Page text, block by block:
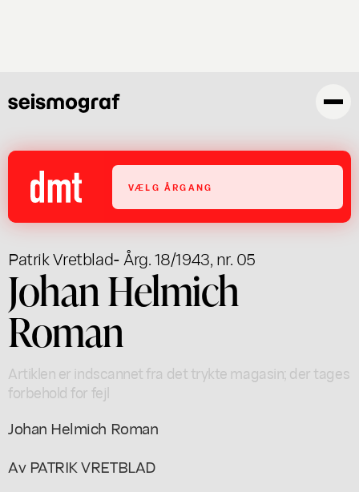
VÆLG ÅRGANG
Patrik Vretblad- Årg. 18/1943, nr. 05
Johan Helmich
Roman
Artiklen er indscannet fra det trykte magasin; der tages
forbehold for fejl
Johan Helmich Roman
Av PATRIK VRETBLAD